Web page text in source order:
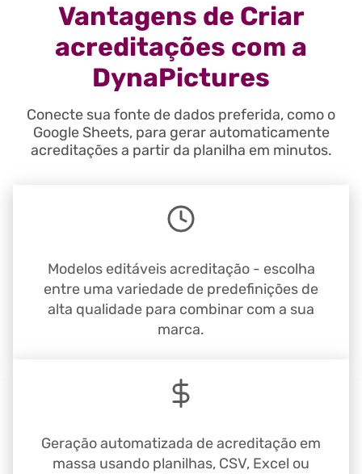
Vantagens de Criar
acreditações com a
DynaPictures
Conecte sua fonte de dados preferida, como o
Google Sheets, para gerar automaticamente
acreditações a partir da planilha em minutos.
Modelos editáveis acreditação - escolha
entre uma variedade de predefinições de
alta qualidade para combinar com a sua
marca.
Geração automatizada de acreditação em
massa usando planilhas, CSV, Excel ou